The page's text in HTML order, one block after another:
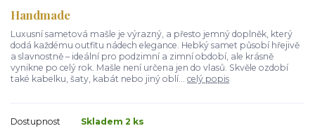
Handmade
Luxusní sametová mašle je výrazný, a přesto jemný doplněk, který
dodá každému outfitu nádech elegance. Hebký samet působí hřejivě
a slavnostně – ideální pro podzimní a zimní období, ale krásně
vynikne po celý rok. Mašle není určena jen do vlasů. Skvěle ozdobí
také kabelku, šaty, kabát nebo jiný oblí... celý popis
Dostupnost
Skladem 2 ks